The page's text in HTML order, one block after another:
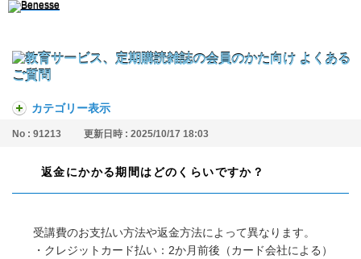
カテゴリー表示
No : 91213 更新日時 : 2025/10/17 18:03
返金にかかる期間はどのくらいですか？
受講費のお支払い方法や返金方法によって異なります。
・クレジットカード払い：2か月前後（カード会社による）